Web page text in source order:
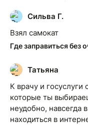
С
Сильва Г.
Взял самокат
Т
Татьяна
К врачу и
которые ты
неудобно, навсегда
находиться в